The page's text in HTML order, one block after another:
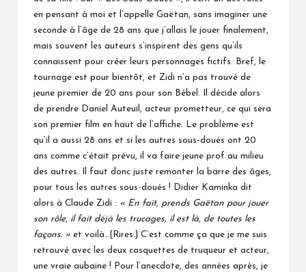
en pensant à moi et l’appelle Gaëtan, sans imaginer une
seconde à l’âge de 28 ans que j’allais le jouer finalement,
mais souvent les auteurs s’inspirent des gens qu’ils
connaissent pour créer leurs personnages fictifs. Bref, le
tournage est pour bientôt, et Zidi n’a pas trouvé de
jeune premier de 20 ans pour son Bébel. Il décide alors
de prendre Daniel Auteuil, acteur prometteur, ce qui sera
son premier film en haut de l’affiche. Le problème est
qu’il a aussi 28 ans et si les autres sous-doués ont 20
ans comme c’était prévu, il va faire jeune prof au milieu
des autres. Il faut donc juste remonter la barre des âges,
pour tous les autres sous-doués ! Didier Kaminka dit
alors à Claude Zidi : « En fait, prends Gaëtan pour jouer
son rôle, il fait déjà les trucages, il est là, de toutes les
façons. » et voilà…[Rires.] C’est comme ça que je me suis
retrouvé avec les deux casquettes de truqueur et acteur,
une vraie aubaine ! Pour l’anecdote, des années après, je